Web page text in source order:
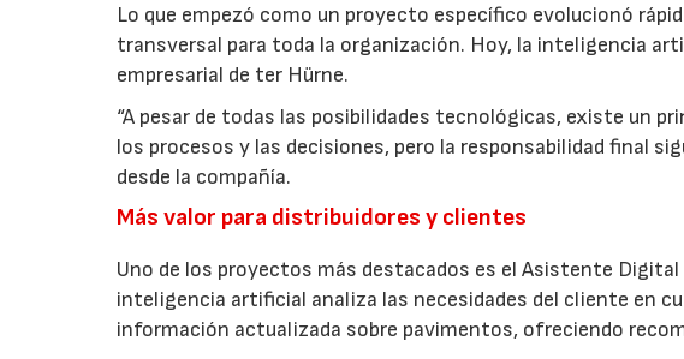
Lo que empezó como un proyecto específico evolucionó
transversal para toda la organización. Hoy, la inteligencia
empresarial de ter Hürne.
“A pesar de todas las posibilidades tecnológicas, existe un
los procesos y las decisiones, pero la responsabilidad final
desde la compañía.
Más valor para distribuidores y clientes
Uno de los proyectos más destacados es el Asistente
inteligencia artificial analiza las necesidades del cliente en
información actualizada sobre pavimentos, ofreciendo